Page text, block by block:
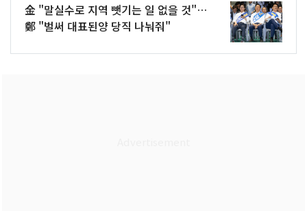
金 "말실수로 지역 뺏기는 일 없을 것"…
鄭 "벌써 대표된양 당직 나눠줘"